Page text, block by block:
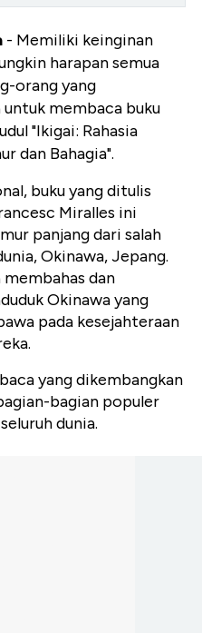
- Memiliki keinginan
harapan semua
orang yang
membaca buku
"Ikigai: Rahasia
dan Bahagia".
buku yang ditulis
Miralles ini
panjang dari salah
Okinawa, Jepang.
membahas dan
Okinawa yang
pada kesejahteraan
yang dikembangkan
bagian populer
dunia.